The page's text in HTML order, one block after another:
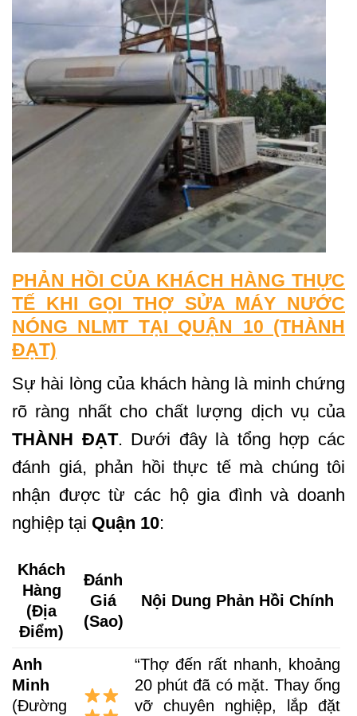
PHẢN HỒI CỦA KHÁCH HÀNG THỰC
TẾ KHI GỌI THỢ SỬA MÁY NƯỚC
NÓNG NLMT TẠI QUẬN 10 (THÀNH
ĐẠT)
Sự hài lòng của khách hàng là minh chứng
rõ ràng nhất cho chất lượng dịch vụ của
THÀNH ĐẠT. Dưới đây là tổng hợp các
đánh giá, phản hồi thực tế mà chúng tôi
nhận được từ các hộ gia đình và doanh
nghiệp tại Quận 10:
Khách
Hàng
(Địa
Điểm)
Đánh
Giá
(Sao)
Nội Dung Phản Hồi Chính
Anh
Minh
(Đường
“Thợ đến rất nhanh, khoảng
20 phút đã có mặt. Thay ống
vỡ chuyên nghiệp, lắp đặt